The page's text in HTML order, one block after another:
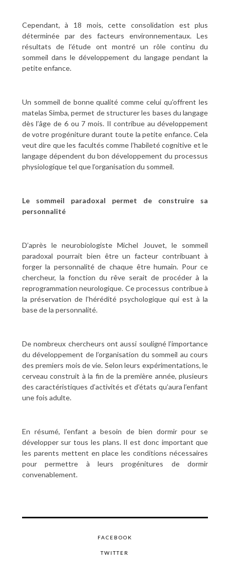
Cependant, à 18 mois, cette consolidation est plus
déterminée par des facteurs environnementaux. Les
résultats de l’étude ont montré un rôle continu du
sommeil dans le développement du langage pendant la
petite enfance.
Un sommeil de bonne qualité comme celui qu’offrent les
matelas Simba, permet de structurer les bases du langage
dès l’âge de 6 ou 7 mois. Il contribue au développement
de votre progéniture durant toute la petite enfance. Cela
veut dire que les facultés comme l’habileté cognitive et le
langage dépendent du bon développement du processus
physiologique tel que l’organisation du sommeil.
Le sommeil paradoxal permet de construire sa
personnalité
D’après le neurobiologiste Michel Jouvet, le sommeil
paradoxal pourrait bien être un facteur contribuant à
forger la personnalité de chaque être humain. Pour ce
chercheur, la fonction du rêve serait de procéder à la
reprogrammation neurologique. Ce processus contribue à
la préservation de l’hérédité psychologique qui est à la
base de la personnalité.
De nombreux chercheurs ont aussi souligné l’importance
du développement de l’organisation du sommeil au cours
des premiers mois de vie. Selon leurs expérimentations, le
cerveau construit à la fin de la première année, plusieurs
des caractéristiques d’activités et d’états qu’aura l’enfant
une fois adulte.
En résumé, l’enfant a besoin de bien dormir pour se
développer sur tous les plans. Il est donc important que
les parents mettent en place les conditions nécessaires
pour permettre à leurs progénitures de dormir
convenablement.
FACEBOOK
TWITTER